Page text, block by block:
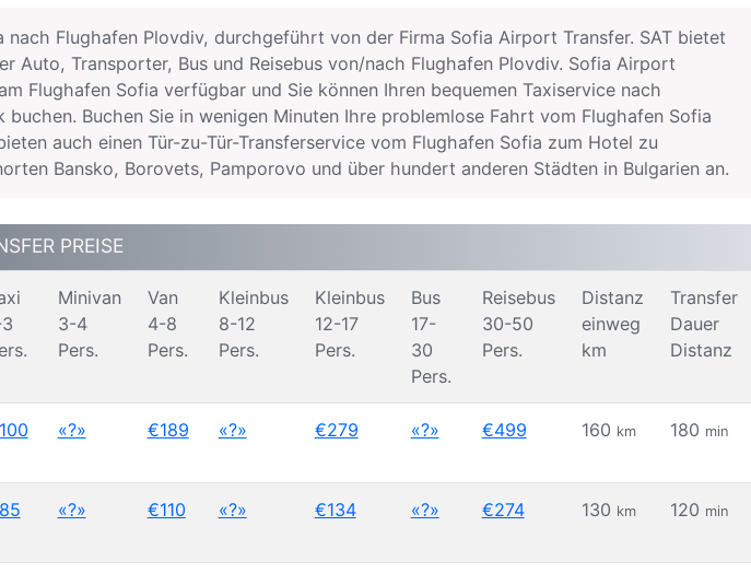
nach Flughafen Plovdiv, durchgeführt von der Firma Sofia Airport Transfer. SAT bietet
Auto, Transporter, Bus und Reisebus von/nach Flughafen Plovdiv. Sofia Airport
Flughafen Sofia verfügbar und Sie können Ihren bequemen Taxiservice nach
buchen. Buchen Sie in wenigen Minuten Ihre problemlose Fahrt vom Flughafen Sofia
auch einen Tür-zu-Tür-Transferservice vom Flughafen Sofia zum Hotel zu
Bansko, Borovets, Pamporovo und über hundert anderen Städten in Bulgarien an.
PREISE
Minivan
3-4
Pers.
Van
4-8
Pers.
Kleinbus
8-12
Pers.
Kleinbus
12-17
Pers.
Bus
17-
30
Pers.
Reisebus
30-50
Pers.
Distanz
einweg
km
Transfer
Dauer
Distanz
«?» €189 «?» €279 «?» €499 160 km 180 min
«?» €110 «?» €134 «?» €274 130 km 120 min